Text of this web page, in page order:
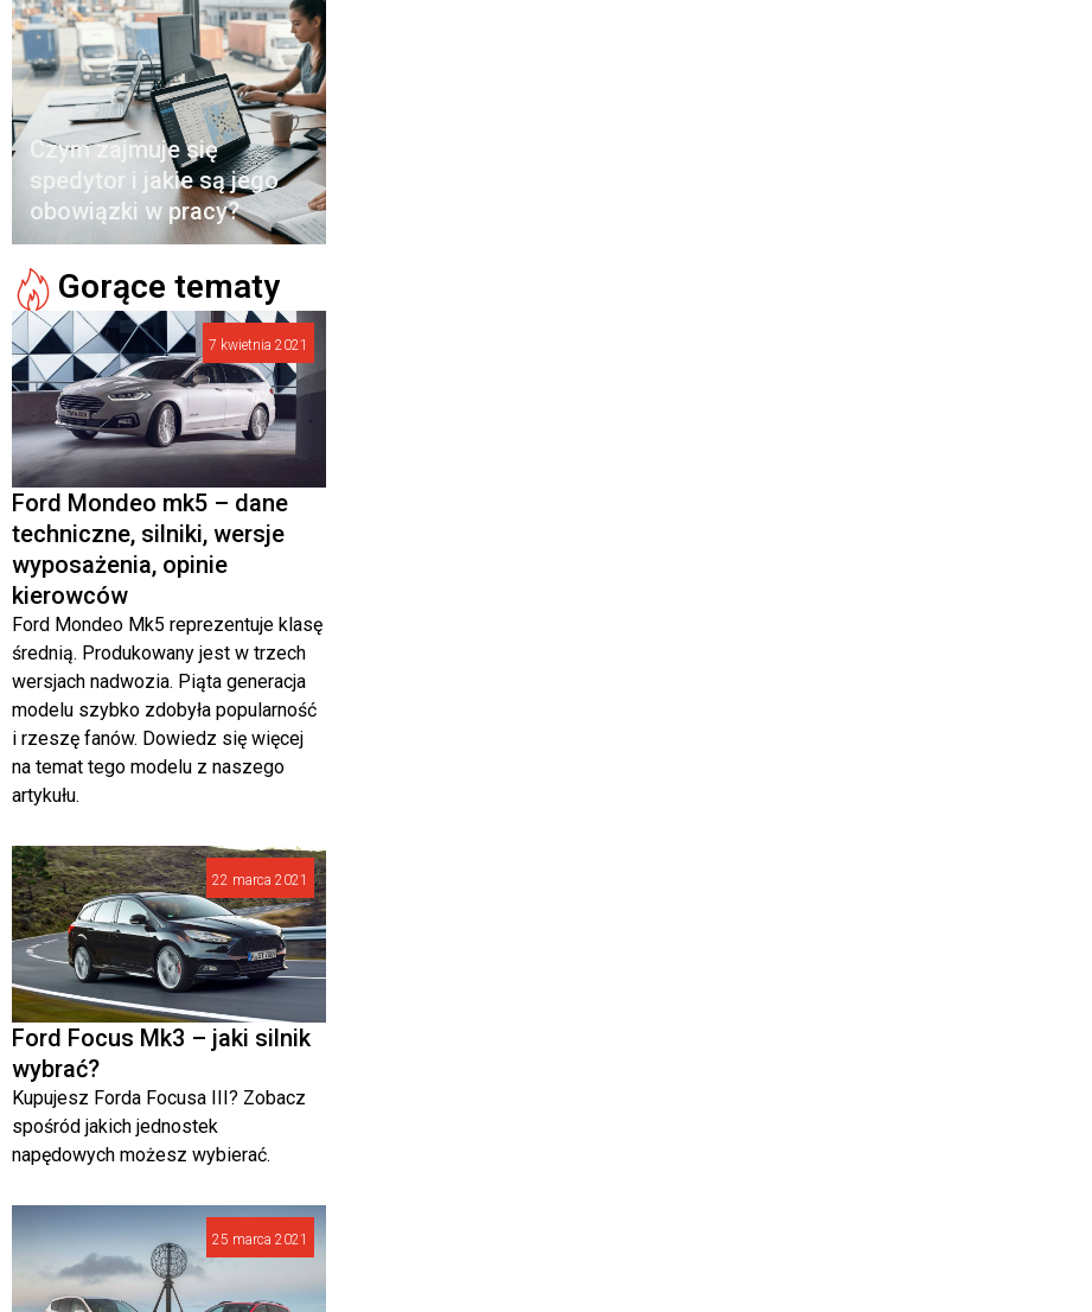
Czym zajmuje się
spedytor i jakie są jego
obowiązki w pracy?
Gorące tematy
7 kwietnia 2021
Ford Mondeo mk5 – dane
techniczne, silniki, wersje
wyposażenia, opinie
kierowców
Ford Mondeo Mk5 reprezentuje klasę
średnią. Produkowany jest w trzech
wersjach nadwozia. Piąta generacja
modelu szybko zdobyła popularność
i rzeszę fanów. Dowiedz się więcej
na temat tego modelu z naszego
artykułu.
22 marca 2021
Ford Focus Mk3 – jaki silnik
wybrać?
Kupujesz Forda Focusa III? Zobacz
spośród jakich jednostek
napędowych możesz wybierać.
25 marca 2021